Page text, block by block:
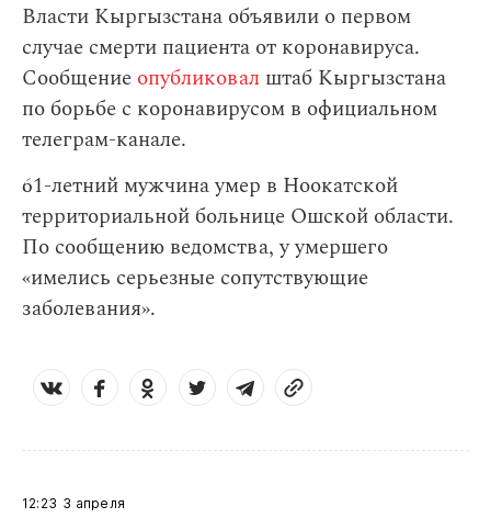
Власти Кыргызстана объявили о первом
случае смерти пациента от коронавируса.
Сообщение опубликовал штаб Кыргызстана
по борьбе с коронавирусом в официальном
телеграм-канале.
61-летний мужчина умер в Ноокатской
территориальной больнице Ошской области.
По сообщению ведомства, у умершего
«имелись серьезные сопутствующие
заболевания».
12:23 3 апреля